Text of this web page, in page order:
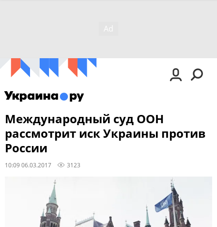
Международный суд ООН
рассмотрит иск Украины против
России
10:09 06.03.2017 3123